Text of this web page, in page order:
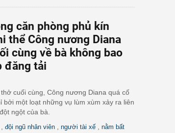
căn phòng phủ kín
thể Công nương Diana
cùng về bà không bao
đăng tải
cuối cùng, Công nương Diana quá cố
bởi một loạt những vụ lùm xùm xảy ra liên
ngột của bà.
đội ngũ nhân viên người tài xế
nằm bất